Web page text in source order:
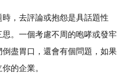
，去評論或抱怨是具話題性
。一個考慮不周的咆哮或發牢
盡胃口，還會有個問題，如果
的企業。